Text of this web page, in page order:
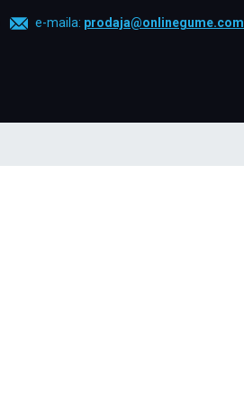
e-maila: prodaja@onlinegume.com